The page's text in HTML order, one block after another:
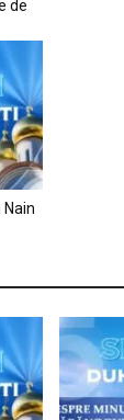
de
Nain